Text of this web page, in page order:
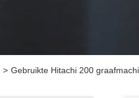
> Gebruikte Hitachi 200